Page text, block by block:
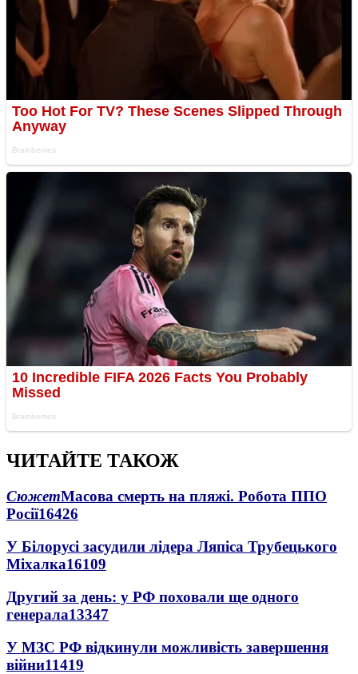
ЧИТАЙТЕ ТАКОЖ
СюжетМасова смерть на пляжі. Робота ППО
Росії16426
У Білорусі засудили лідера Ляпіса Трубецького
Міхалка16109
Другий за день: у РФ поховали ще одного
генерала13347
У МЗС РФ відкинули можливість завершення
війни11419